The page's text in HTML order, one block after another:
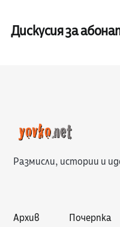
Дискусия за
Размисли, истории и
Архив Почерпка